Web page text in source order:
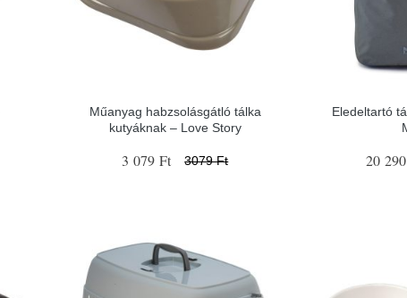
Műanyag habzsolásgátló tálka
kutyáknak – Love Story
3 079 Ft 3079 Ft
Eledeltartó
20